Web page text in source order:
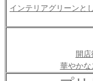
インテリアグリーンと
開店
華やか